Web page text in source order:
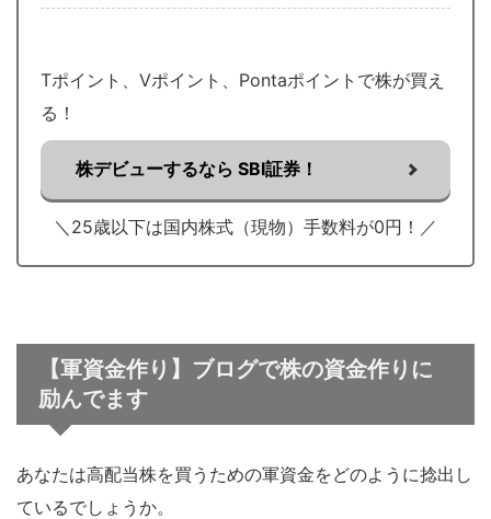
Tポイント、Vポイント、Pontaポイントで株が買え
る！
株デビューするなら SBI証券！
＼25歳以下は国内株式（現物）手数料が0円！／
【軍資金作り】ブログで株の資金作りに
励んでます
あなたは高配当株を買うための軍資金をどのように捻出し
ているでしょうか。